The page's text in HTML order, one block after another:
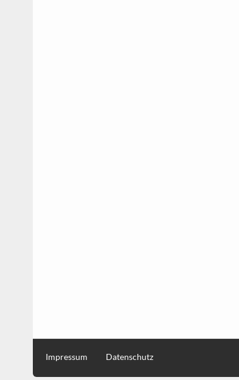
Impressum Datenschutz